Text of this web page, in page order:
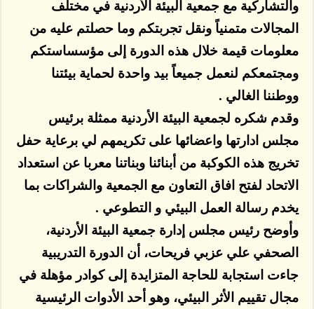
والتشاركية مع جمعية البيئة الأردنية في مختلف
المجالات متمنياً ونقل تجربتكم وما حصلتم عليه من
معلومات قيمة خلال هذه الدورة إلى مؤسساستكم
ومجتمعكم لنعمل جميعاً بيد واحدة لحماية بيئتنا
ووطننا الغالي .
وقدم شكره لجمعية البيئة الأردنية ممثلة برئيس
مجلس ادارتها واعضائها على تكريمهم لي برعاية حفل
تخريج هذه الكوكبة من أبنائنا وبناتنا معربا عن استعداد
الاتحاد لفتح افاق التعاون مع الجمعية والشراكات بما
يخدم رسالة العمل البيئي و التطوعي .
وأوضح رئيس مجلس إدارة جمعية البيئة الأردنية،
الصحفي علي عزبي فريحات، أن الدورة التدريبية
جاءت استجابة للحاجة المتزايدة إلى كوادر مؤهلة في
مجال تقييم الأثر البيئي، وهو أحد الأدوات الرئيسية